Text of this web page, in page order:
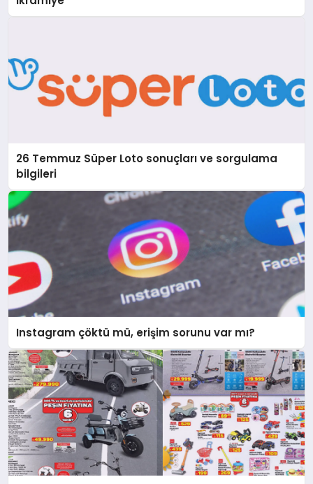
26 Temmuz Süper Loto sonuçları ve sorgulama
bilgileri
Instagram çöktü mü, erişim sorunu var mı?